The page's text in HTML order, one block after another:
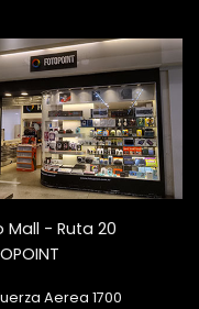
Mall - Ruta 20
Aerea 1700